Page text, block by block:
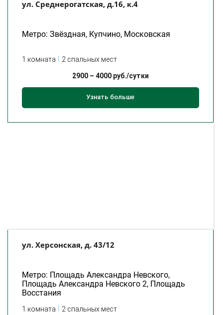
ул. Среднерогатская, д.16, к.4
Метро: Звёздная, Купчино, Московская
1 комната 2 спальных мест
2900– 4000руб./сутки
Узнать больше
ул. Херсонская, д. 43/12
Метро: Площадь Александра Невского,
Площадь Александра Невского 2, Площадь
Восстания
1 комната 2 спальных мест